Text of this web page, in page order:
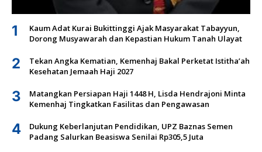
1
Kaum Adat Kurai Bukittinggi Ajak Masyarakat Tabayyun,
Dorong Musyawarah dan Kepastian Hukum Tanah Ulayat
2
Tekan Angka Kematian, Kemenhaj Bakal Perketat Istitha’ah
Kesehatan Jemaah Haji 2027
3
Matangkan Persiapan Haji 1448 H, Lisda Hendrajoni Minta
Kemenhaj Tingkatkan Fasilitas dan Pengawasan
4
Dukung Keberlanjutan Pendidikan, UPZ Baznas Semen
Padang Salurkan Beasiswa Senilai Rp305,5 Juta